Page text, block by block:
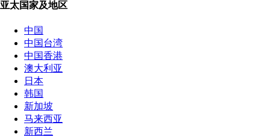
亚太国家及地区
中国
中国台湾
中国香港
澳大利亚
日本
韩国
新加坡
马来西亚
新西兰